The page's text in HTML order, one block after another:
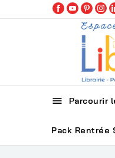
 Parcourir
Pack Rentrée